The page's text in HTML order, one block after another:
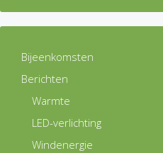
Bijeenkomsten
Berichten
Warmte
LED-verlichting
Windenergie